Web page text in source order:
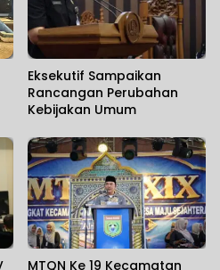
Eksekutif Sampaikan
Rancangan Perubahan
Kebijakan Umum
MTQN Ke 19 Kecamatan